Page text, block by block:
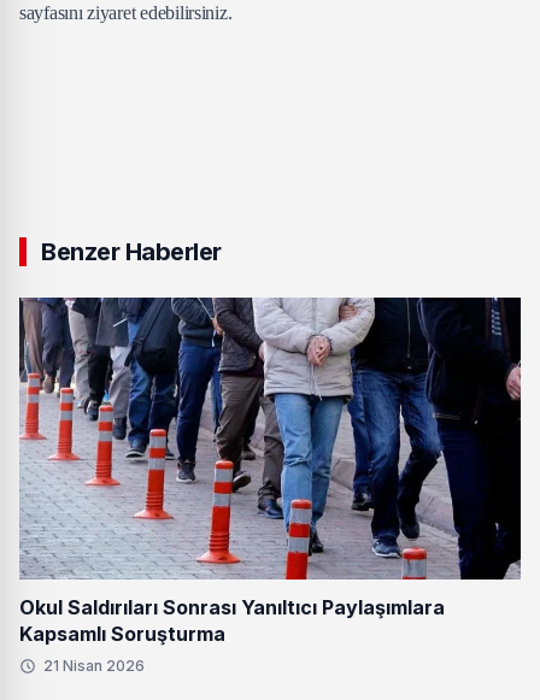
sayfasını ziyaret edebilirsiniz.
Benzer Haberler
Okul Saldırıları Sonrası Yanıltıcı Paylaşımlara
Kapsamlı Soruşturma
21 Nisan 2026